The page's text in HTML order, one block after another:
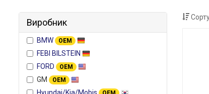
Виробник
BMW OEM
FEBI BILSTEIN
FORD
OEM
GM OEM